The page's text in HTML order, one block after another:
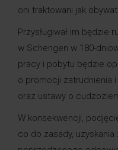
oni traktowani jak
Przysługiwał im będzie
w Schengen w 180-
pracy i pobytu będzie
o promocji zatrudnienia
oraz ustawy o
W konsekwencji,
co do zasady,